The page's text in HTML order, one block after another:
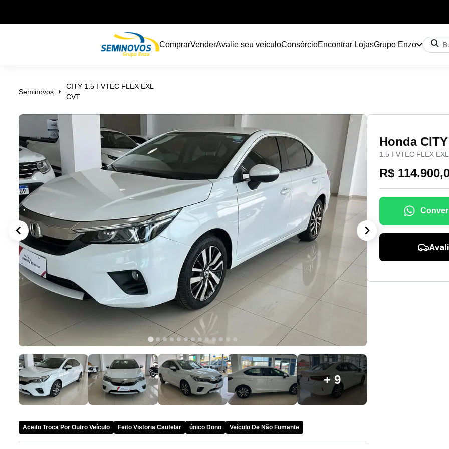
ComprarVenderAvalie seu veículoConsórcioEncontrar LojasGrupo Enzo
Seminovos
CITY 1.5 I-VTEC FLEX EXL
CVT
+ 9
Aceito Troca Por Outro Veículo Feito Vistoria Cautelar único Dono Veículo De Não Fumante
Honda CITY
1.5 I-VTEC FLEX
R$